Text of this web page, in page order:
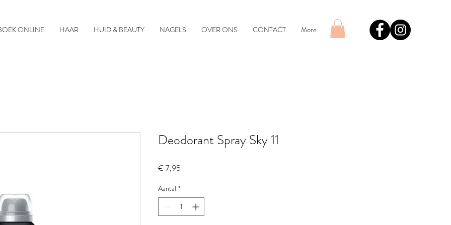
ONLINE HAAR HUID & BEAUTY NAGELS OVER ONS CONTACT More
Deodorant Spray Sky 11
€ 7,95
Aantal *